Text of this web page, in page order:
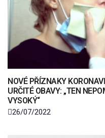
NOVÉ PŘÍZNAKY
URČITÉ OBAVY: „TEN
VYSOKÝ“
26/07/2022